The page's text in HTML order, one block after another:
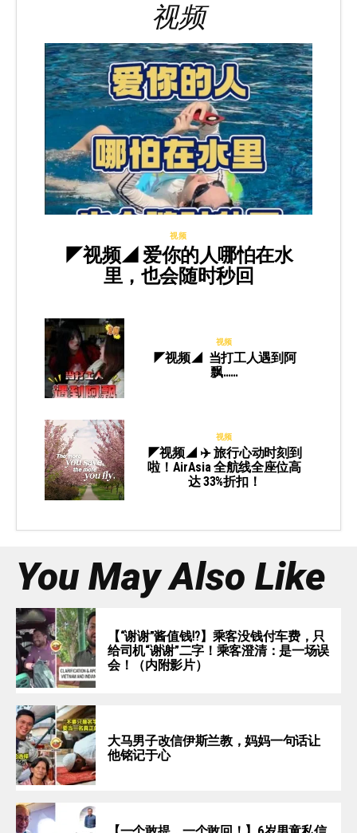
视频
视频
◤视频◢ 爱你的人哪怕在水
里，也会随时秒回
视频
◤视频◢ 当打工人遇到阿
飘……
视频
◤视频◢ ✈️ 旅行心动时刻到
啦！AirAsia 全航线全座位高
达 33%折扣！
You May Also Like
【“谢谢”酱值钱⁉️】乘客没钱付车费，只
给司机“谢谢”二字！乘客澄清：是一场误
会！（内附影片）
大马男子改信伊斯兰教，妈妈一句话让
他铭记于心